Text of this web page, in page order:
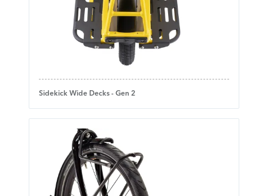
Sidekick Wide Decks - Gen 2